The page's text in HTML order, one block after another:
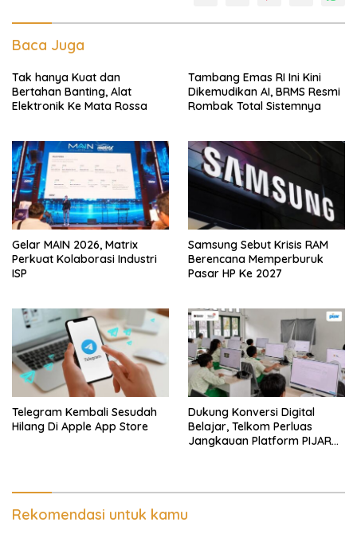
Baca Juga
Tak hanya Kuat dan
Bertahan Banting, Alat
Elektronik Ke Mata Rossa
Tambang Emas RI Ini Kini
Dikemudikan AI, BRMS Resmi
Rombak Total Sistemnya
Gelar MAIN 2026, Matrix
Perkuat Kolaborasi Industri
ISP
Samsung Sebut Krisis RAM
Berencana Memperburuk
Pasar HP Ke 2027
Telegram Kembali Sesudah
Hilang Di Apple App Store
Dukung Konversi Digital
Belajar, Telkom Perluas
Jangkauan Platform PIJAR
Rekomendasi untuk kamu